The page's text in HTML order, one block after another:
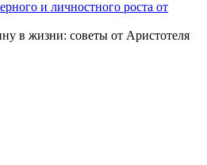
и личностного роста от
в жизни: советы от Аристотеля